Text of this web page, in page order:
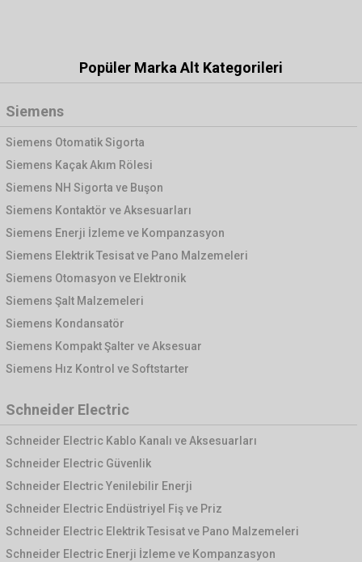
Popüler Marka Alt Kategorileri
Siemens
Siemens Otomatik Sigorta
Siemens Kaçak Akım Rölesi
Siemens NH Sigorta ve Buşon
Siemens Kontaktör ve Aksesuarları
Siemens Enerji İzleme ve Kompanzasyon
Siemens Elektrik Tesisat ve Pano Malzemeleri
Siemens Otomasyon ve Elektronik
Siemens Şalt Malzemeleri
Siemens Kondansatör
Siemens Kompakt Şalter ve Aksesuar
Siemens Hız Kontrol ve Softstarter
Schneider Electric
Schneider Electric Kablo Kanalı ve Aksesuarları
Schneider Electric Güvenlik
Schneider Electric Yenilebilir Enerji
Schneider Electric Endüstriyel Fiş ve Priz
Schneider Electric Elektrik Tesisat ve Pano Malzemeleri
Schneider Electric Enerji İzleme ve Kompanzasyon